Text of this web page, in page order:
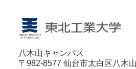
八木山キャンパス
〒982-8577 仙台市太白区八木